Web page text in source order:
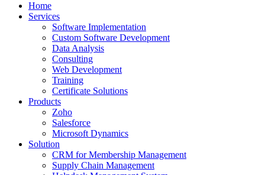
Home
Services
Software Implementation
Custom Software Development
Data Analysis
Consulting
Web Development
Training
Certificate Solutions
Products
Zoho
Salesforce
Microsoft Dynamics
Solution
CRM for Membership Management
Supply Chain Management